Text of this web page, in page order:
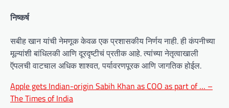
निष्कर्ष
सबीह खान यांची नेमणूक केवळ एक प्रशासकीय निर्णय नाही. ही कंपनीच्या
मूल्यांशी बांधिलकी आणि दूरदृष्टीचं प्रतीक आहे. त्यांच्या नेतृत्वाखाली
ऍपलची वाटचाल अधिक शाश्वत, पर्यावरणपूरक आणि जागतिक होईल.
Apple gets Indian-origin Sabih Khan as COO as part of … –
The Times of India